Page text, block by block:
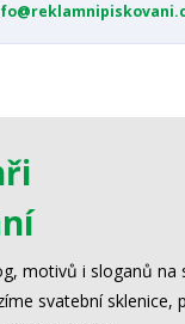
motivů i sloganů na
svatební sklenice,